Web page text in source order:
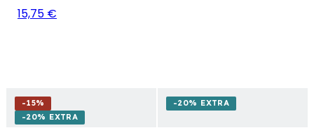
15,75 €
-15%
-20% EXTRA
-20% EXTRA